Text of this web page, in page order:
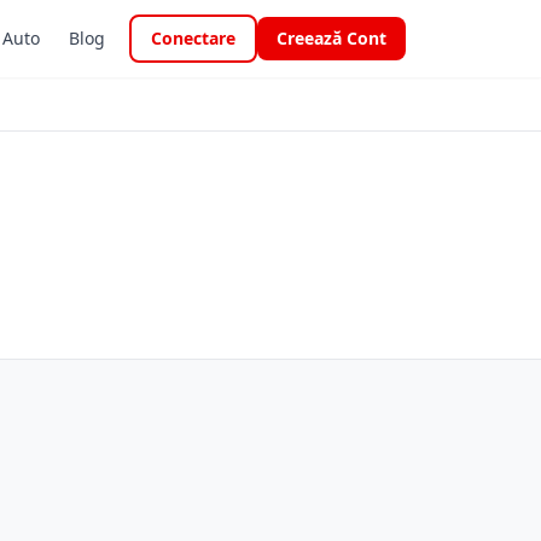
Blog Conectare Creează Cont